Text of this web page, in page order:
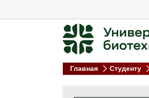
Главная Студенту